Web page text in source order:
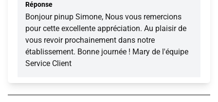
Réponse
Bonjour pinup Simone, Nous vous remercions
pour cette excellente appréciation. Au plaisir de
vous revoir prochainement dans notre
établissement. Bonne journée ! Mary de l'équipe
Service Client